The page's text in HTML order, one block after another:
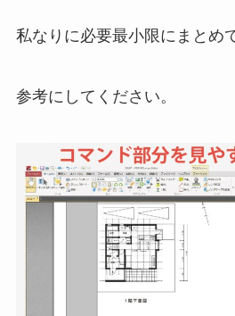
私なりに必要最小限にまとめ
参考にしてください。